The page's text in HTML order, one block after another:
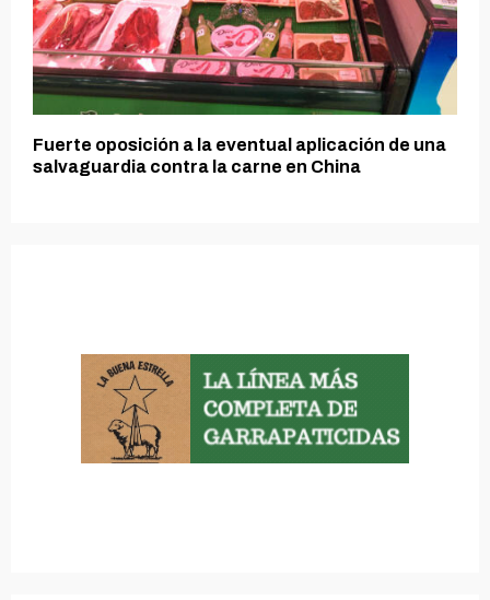
Fuerte oposición a la eventual aplicación de una
salvaguardia contra la carne en China